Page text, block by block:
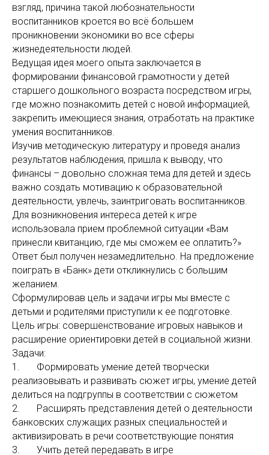
взгляд, причина такой любознательности
воспитанников кроется во всё большем
проникновении экономики во все сферы
жизнедеятельности людей.
Ведущая идея моего опыта заключается в
формировании финансовой грамотности у детей
старшего дошкольного возраста посредством игры,
где можно познакомить детей с новой информацией,
закрепить имеющиеся знания, отработать на практике
умения воспитанников.
Изучив методическую литературу и проведя анализ
результатов наблюдения, пришла к выводу, что
финансы – довольно сложная тема для детей и здесь
важно создать мотивацию к образовательной
деятельности, увлечь, заинтриговать воспитанников.
Для возникновения интереса детей к игре
использовала прием проблемной ситуации «Вам
принесли квитанцию, где мы сможем ее оплатить?»
Ответ был получен незамедлительно. На предложение
поиграть в «Банк» дети откликнулись с большим
желанием.
Сформулировав цель и задачи игры мы вместе с
детьми и родителями приступили к ее подготовке.
Цель игры: совершенствование игровых навыков и
расширение ориентировки детей в социальной жизни.
Задачи:
1. Формировать умение детей творчески
реализовывать и развивать сюжет игры, умение детей
делиться на подгруппы в соответствии с сюжетом
2. Расширять представления детей о деятельности
банковских служащих разных специальностей и
активизировать в речи соответствующие понятия
3. Учить детей передавать в игре